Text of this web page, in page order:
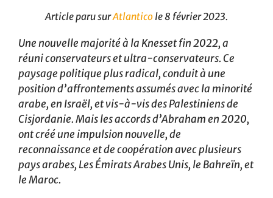
Article paru surAtlantico le 8 février 2023.
Une nouvelle majorité à la Knesset fin 2022, a
réuni conservateurs et ultra-conservateurs. Ce
paysage politique plus radical, conduit à une
position d’affrontements assumés avec la minorité
arabe, en Israël, et vis-à-vis des Palestiniens de
Cisjordanie. Mais les accords d’Abraham en 2020,
ont créé une impulsion nouvelle, de
reconnaissance et de coopération avec plusieurs
pays arabes, Les Émirats Arabes Unis, le Bahreïn, et
le Maroc.